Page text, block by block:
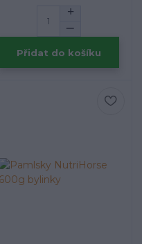
Přidat do košíku